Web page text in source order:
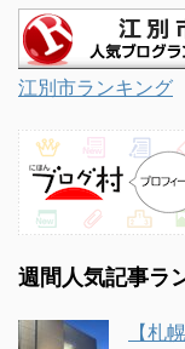
江別市ランキング
週間人気記事ラ
【札